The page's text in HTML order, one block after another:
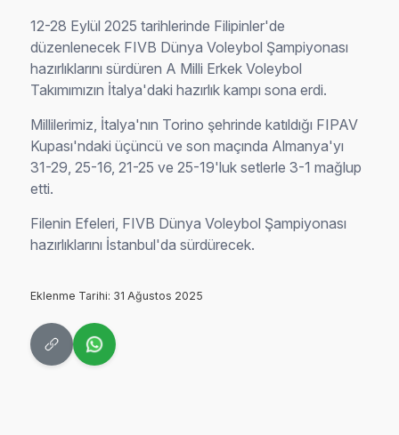
12-28 Eylül 2025 tarihlerinde Filipinler'de
düzenlenecek FIVB Dünya Voleybol Şampiyonası
hazırlıklarını sürdüren A Milli Erkek Voleybol
Takımımızın İtalya'daki hazırlık kampı sona erdi.
Millilerimiz, İtalya'nın Torino şehrinde katıldığı FIPAV
Kupası'ndaki üçüncü ve son maçında Almanya'yı
31-29, 25-16, 21-25 ve 25-19'luk setlerle 3-1 mağlup
etti.
Filenin Efeleri, FIVB Dünya Voleybol Şampiyonası
hazırlıklarını İstanbul'da sürdürecek.
Eklenme Tarihi: 31 Ağustos 2025